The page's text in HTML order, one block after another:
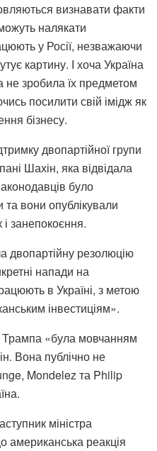
визнавати факти
налякати
у Росії, незважаючи
картину. І хоча Україна
не зробила їх предметом
посилити свій імідж як
бізнесу.
двопартійної групи
Шахін, яка відвідала
було
вони опублікували
занепокоєння.
двопартійну резолюцію
напади на
в Україні, з метою
інвестиціям».
Трампа «була мовчанням
Вона публічно не
Mondelez та Philip
міністра
американська реакція